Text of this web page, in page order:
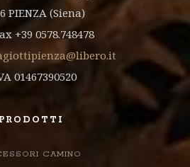
PIENZA (Siena)
+39 0578.748478
01467390520
PRODOTTI
CAMINO